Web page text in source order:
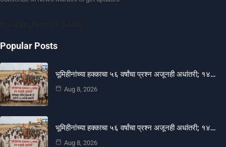
Popular Posts
भूमिहीनांच्या हक्काचा ५६ वर्षांचा प्रश्न अजूनही अधांतरी; १४…
Aug 8, 2026
भूमिहीनांच्या हक्काचा ५६ वर्षांचा प्रश्न अजूनही अधांतरी; १४…
Aug 8, 2026